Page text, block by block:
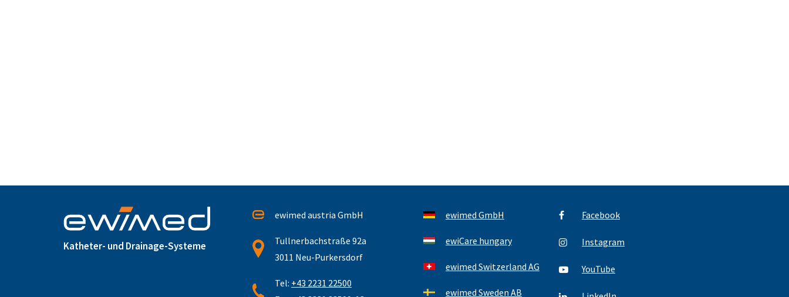
Katheter- und Drainage-Systeme
ewimed austria GmbH
Tullnerbachstraße 92a
3011 Neu-Purkersdorf
Tel: +43 2231 22500
ewimed GmbH
ewiCare hungary
ewimed Switzerland AG
ewimed Sweden AB
Facebook
Instagram
YouTube